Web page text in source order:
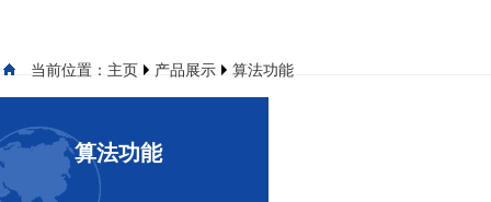
当前位置： 主页 产品展示 算法功能
算法功能